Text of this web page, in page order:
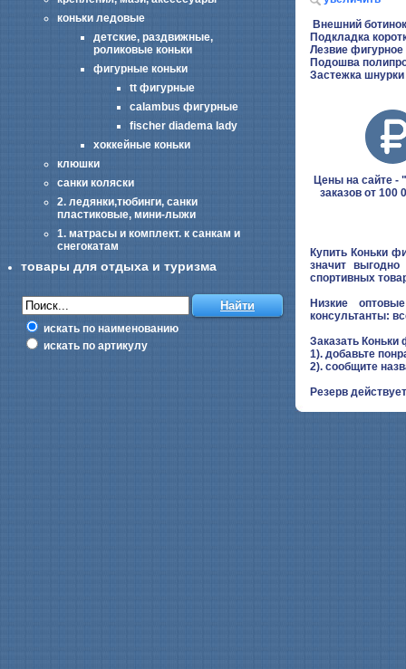
коньки ледовые
детские, раздвижные,
роликовые коньки
фигурные коньки
tt фигурные
calambus фигурные
fischer diadema lady
хоккейные коньки
клюшки
санки коляски
2. ледянки,тюбинги, санки
пластиковые, мини-лыжи
1. матрасы и комплект. к санкам и
снегокатам
товары для отдыха и туризма
искать по наименованию
искать по артикулу
Внешний
Подкладка
Лезвие
Подошва
Застежка шнурки
Цены на сайте -
заказов от 100
Купить Коньки
значит
спортивных
Низкие
консультанты:
Заказать
1). добавьте
2). сообщите
Резерв